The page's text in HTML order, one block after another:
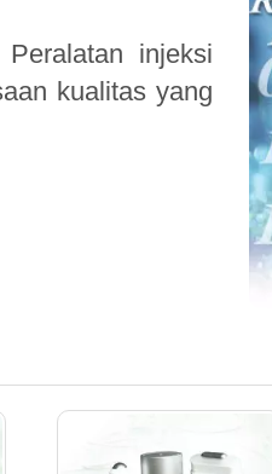
injeksi
kualitas yang